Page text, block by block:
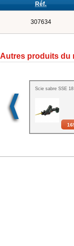
Réf.
307634
Autres produits du
Scie sabre SSE